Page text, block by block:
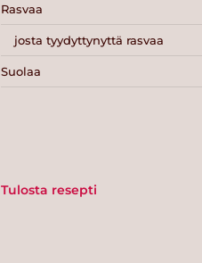
Rasvaa
josta tyydyttynyttä rasvaa
Suolaa
Tulosta resepti